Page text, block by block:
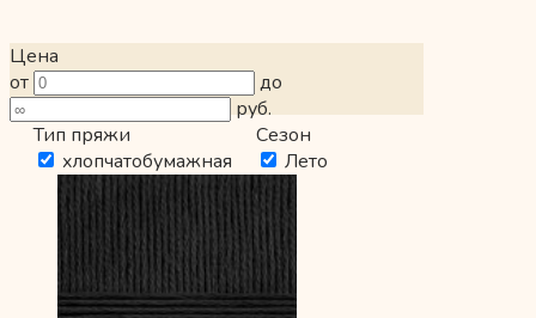
Цена
от
до
руб.
Тип пряжи
хлопчатобумажная
Сезон
Лето